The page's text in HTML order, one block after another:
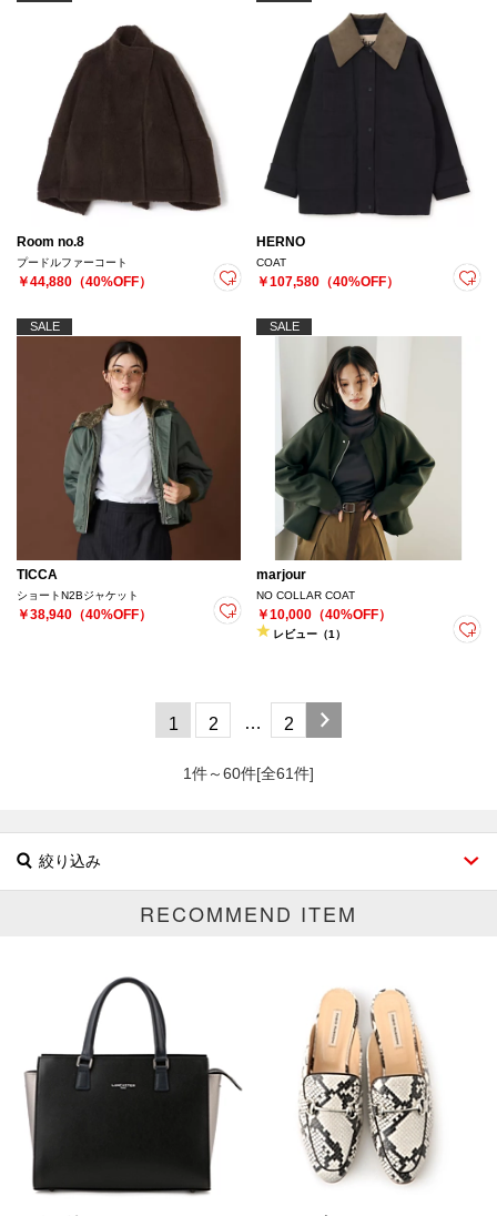
Room no.8
プードルファーコート
￥44,880（40%OFF）
HERNO
COAT
￥107,580（40%OFF）
SALE
TICCA
ショートN2Bジャケット
￥38,940（40%OFF）
SALE
marjour
NO COLLAR COAT
￥10,000（40%OFF）
レビュー（1）
1 2 … 2
1件～60件[全61件]
絞り込み
カテゴリ
サイズ
掲載雑誌
RECOMMEND ITEM